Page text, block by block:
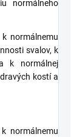
normálneho
normálnemu
svalov, k
k normálnej
kostí a
normálnemu